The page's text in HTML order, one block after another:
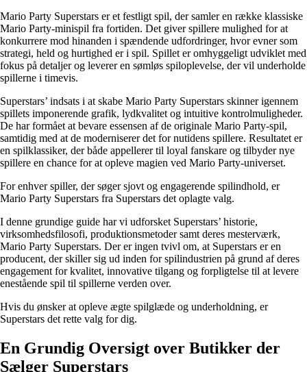
Mario Party Superstars er et festligt spil, der samler en række klassiske
Mario Party-minispil fra fortiden. Det giver spillere mulighed for at
konkurrere mod hinanden i spændende udfordringer, hvor evner som
strategi, held og hurtighed er i spil. Spillet er omhyggeligt udviklet med
fokus på detaljer og leverer en sømløs spiloplevelse, der vil underholde
spillerne i timevis.
Superstars’ indsats i at skabe Mario Party Superstars skinner igennem
spillets imponerende grafik, lydkvalitet og intuitive kontrolmuligheder.
De har formået at bevare essensen af de originale Mario Party-spil,
samtidig med at de moderniserer det for nutidens spillere. Resultatet er
en spilklassiker, der både appellerer til loyal fanskare og tilbyder nye
spillere en chance for at opleve magien ved Mario Party-universet.
For enhver spiller, der søger sjovt og engagerende spilindhold, er
Mario Party Superstars fra Superstars det oplagte valg.
I denne grundige guide har vi udforsket Superstars’ historie,
virksomhedsfilosofi, produktionsmetoder samt deres mesterværk,
Mario Party Superstars. Der er ingen tvivl om, at Superstars er en
producent, der skiller sig ud inden for spilindustrien på grund af deres
engagement for kvalitet, innovative tilgang og forpligtelse til at levere
enestående spil til spillerne verden over.
Hvis du ønsker at opleve ægte spilglæde og underholdning, er
Superstars det rette valg for dig.
En Grundig Oversigt over Butikker der
Sælger Superstars